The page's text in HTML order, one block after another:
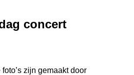
concert
zijn gemaakt door